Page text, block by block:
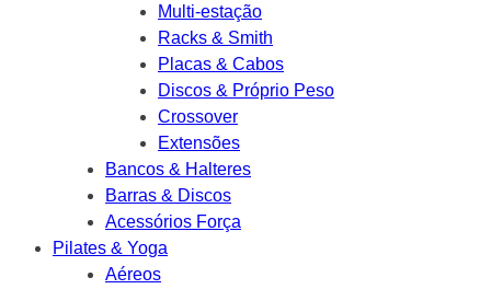
Multi-estação
Racks & Smith
Placas & Cabos
Discos & Próprio Peso
Crossover
Extensões
Bancos & Halteres
Barras & Discos
Acessórios Força
Pilates & Yoga
Aéreos